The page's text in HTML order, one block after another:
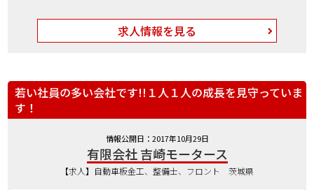
求人情報を見る
若い社員の多い会社です!!１人１人の成長を見守っていま
す！
情報公開日：2017年10月29日
有限会社 吉崎モータース
【求人】自動車板金工、整備士、フロント 茨城県